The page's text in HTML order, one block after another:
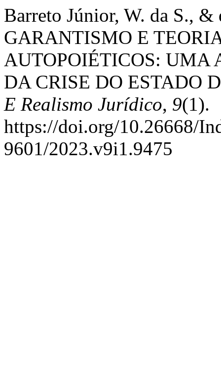
Barreto Júnior, W. da S.,
GARANTISMO E
AUTOPOIÉTICOS:
DA CRISE DO ESTADO
E Realismo Jurídico, 9(1).
https://doi.org/10.26668/
9601/2023.v9i1.9475